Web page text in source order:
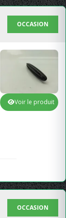
OCCASION
Voir le produit
OCCASION